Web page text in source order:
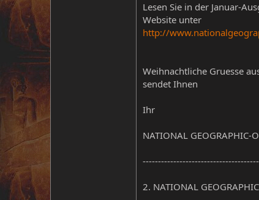
Lesen Sie in der Januar-
Website unter
http://
Weihnachtliche Gruesse
sendet Ihnen
Ihr
NATIONAL GEOGRAPHIC-
2. NATIONAL